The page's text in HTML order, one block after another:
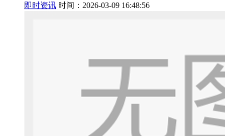
即时资讯 时间：2026-03-09 16:48:56